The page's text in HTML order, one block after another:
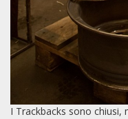
I Trackbacks sono chiusi,